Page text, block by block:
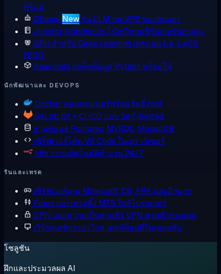
พร้อม
Ollama New รัน LLM บน VPS ของคุณเอง
Jupyter Notebooks โน้ตบุ๊กบนเซิร์ฟเวอร์ของคุณ
GPU สำหรับ Deep Learning เทรนบน L4, L40S,
H100
Anaconda สแต็กข้อมูล Python พร้อมใช้
นักพัฒนาและ DEVOPS
Docker คอนเทนเนอร์พร้อมสิทธิ์ root
GitLab Git + CI/CD แบบ Self-hosted
ฐานข้อมูล Postgres, MySQL, MongoDB
เซิร์ฟเวอร์โค้ดVS Code ในเบราว์เซอร์
n8n ระบบอัตโนมัติทำงาน 24/7
รันและเทรด
เซิร์ฟเวอร์เกม Minecraft, CS, ARK และอีกมาก
Forex และเทรดดิ้ง MT5 ใกล้โบรกเกอร์
VPN และความเป็นส่วนตัว VPN ส่วนตัวของคุณ
เวิร์กสเตชันระยะไกล เดสก์ท็อปที่ไม่เคยหลับ
โซลูชัน
ฝึกและประมวลผล AI